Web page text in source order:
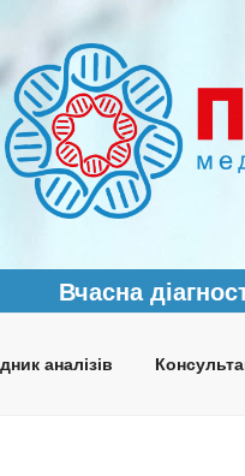
Вчасна
аналізів